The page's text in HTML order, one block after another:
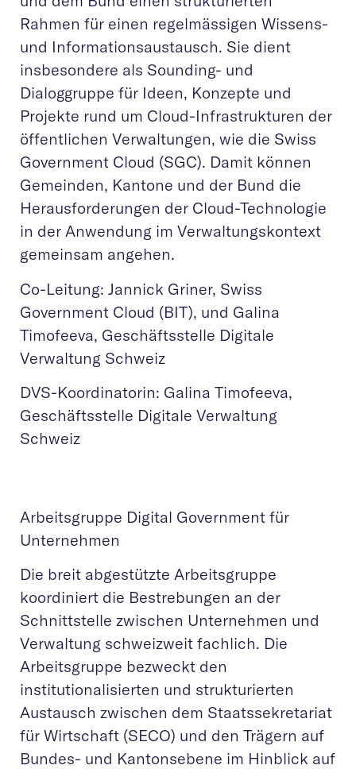
Rahmen für einen regelmässigen Wissens-
und Informationsaustausch. Sie dient
insbesondere als Sounding- und
Dialoggruppe für Ideen, Konzepte und
Projekte rund um Cloud-Infrastrukturen der
öffentlichen Verwaltungen, wie die Swiss
Government Cloud (SGC). Damit können
Gemeinden, Kantone und der Bund die
Herausforderungen der Cloud-Technologie
in der Anwendung im Verwaltungskontext
gemeinsam angehen.
Co-Leitung: Jannick Griner, Swiss
Government Cloud (BIT), und Galina
Timofeeva, Geschäftsstelle Digitale
Verwaltung Schweiz
DVS-Koordinatorin: Galina Timofeeva,
Geschäftsstelle Digitale Verwaltung
Schweiz
Arbeitsgruppe Digital Government für
Unternehmen
Die breit abgestützte Arbeitsgruppe
koordiniert die Bestrebungen an der
Schnittstelle zwischen Unternehmen und
Verwaltung schweizweit fachlich. Die
Arbeitsgruppe bezweckt den
institutionalisierten und strukturierten
Austausch zwischen dem Staatssekretariat
für Wirtschaft (SECO) und den Trägern auf
Bundes- und Kantonsebene im Hinblick auf